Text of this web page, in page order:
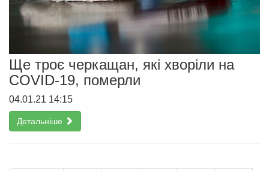
Ще троє черкащан, які хворіли на
COVID-19, померли
04.01.21 14:15
Детальніше